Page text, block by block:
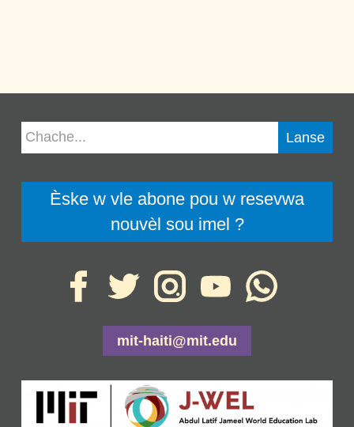
Èske w vle abone pou w resevwa
nouvèl sou imel ?
mit-haiti@mit.edu